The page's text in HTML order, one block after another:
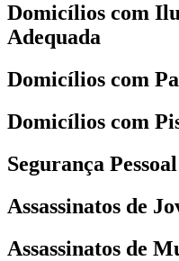
Domicílios com
Adequada
Domicílios com
Domicílios com
Segurança Pessoal
Assassinatos de
Assassinatos de